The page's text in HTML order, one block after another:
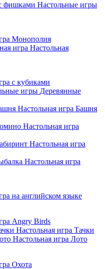
Настольные игры
Монополия
Настольная
с кубиками
Деревянные
Настольная игра Башня
Настольная игра
Настольная игра
Настольная игра
на английском языке
Angry Birds
Настольная игра Тачки
Настольная игра Лото
Охота